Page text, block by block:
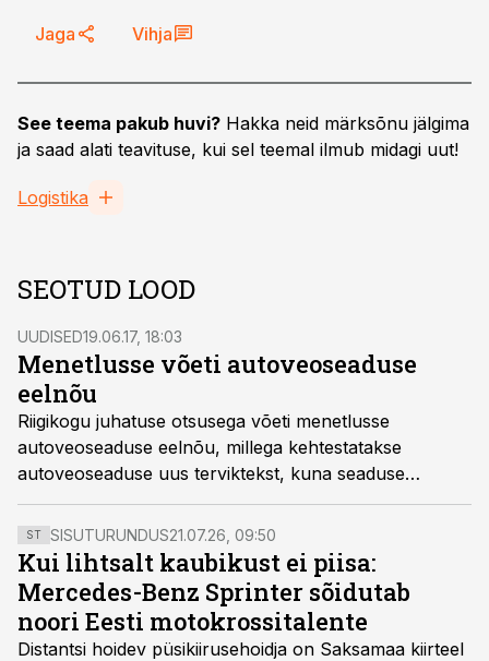
Jaga Vihja
See teema pakub huvi? Hakka neid märksõnu jälgima
ja saad alati teavituse, kui sel teemal ilmub midagi uut!
Logistika
SEOTUD LOOD
UUDISED19.06.17, 18:03
Menetlusse võeti autoveoseaduse
eelnõu
Riigikogu juhatuse otsusega võeti menetlusse
autoveoseaduse eelnõu, millega kehtestatakse
autoveoseaduse uus terviktekst, kuna seaduse
muudatused on läbivad. Seadus reguleerib
autovedude korraldamist ja kehtestab nõuded
autovedusid korraldavatele ja seotud isikutele.
ST SISUTURUNDUS21.07.26, 09:50
Kui lihtsalt kaubikust ei piisa:
Mercedes-Benz Sprinter sõidutab
noori Eesti motokrossitalente
Distantsi hoidev püsikiirusehoidja on Saksamaa kiirteel